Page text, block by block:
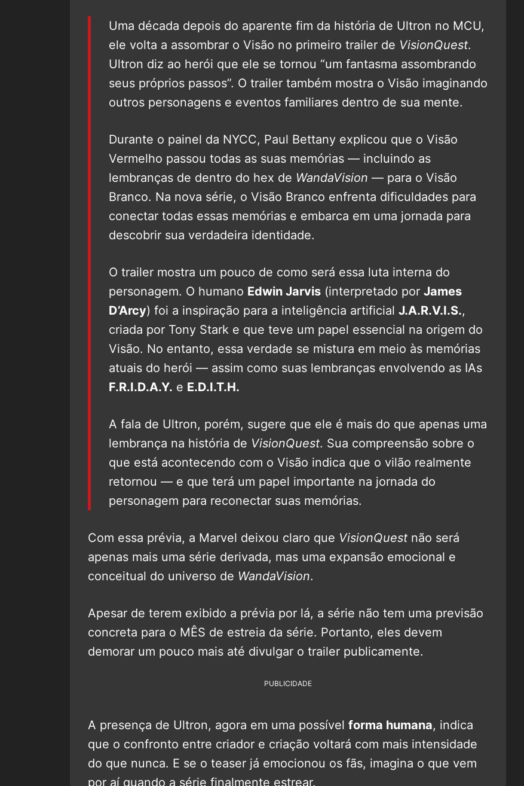
Uma década depois do aparente fim da história de Ultron no MCU,
ele volta a assombrar o Visão no primeiro trailer de VisionQuest.
Ultron diz ao herói que ele se tornou “um fantasma assombrando
seus próprios passos”. O trailer também mostra o Visão imaginando
outros personagens e eventos familiares dentro de sua mente.
Durante o painel da NYCC, Paul Bettany explicou que o Visão
Vermelho passou todas as suas memórias — incluindo as
lembranças de dentro do hex de WandaVision — para o Visão
Branco. Na nova série, o Visão Branco enfrenta dificuldades para
conectar todas essas memórias e embarca em uma jornada para
descobrir sua verdadeira identidade.
O trailer mostra um pouco de como será essa luta interna do
personagem. O humano Edwin Jarvis (interpretado por James
D’Arcy) foi a inspiração para a inteligência artificial J.A.R.V.I.S.,
criada por Tony Stark e que teve um papel essencial na origem do
Visão. No entanto, essa verdade se mistura em meio às memórias
atuais do herói — assim como suas lembranças envolvendo as IAs
F.R.I.D.A.Y. e E.D.I.T.H.
A fala de Ultron, porém, sugere que ele é mais do que apenas uma
lembrança na história de VisionQuest. Sua compreensão sobre o
que está acontecendo com o Visão indica que o vilão realmente
retornou — e que terá um papel importante na jornada do
personagem para reconectar suas memórias.
Com essa prévia, a Marvel deixou claro que VisionQuest não será
apenas mais uma série derivada, mas uma expansão emocional e
conceitual do universo de WandaVision.
Apesar de terem exibido a prévia por lá, a série não tem uma previsão
concreta para o MÊS de estreia da série. Portanto, eles devem
demorar um pouco mais até divulgar o trailer publicamente.
PUBLICIDADE
A presença de Ultron, agora em uma possível forma humana, indica
que o confronto entre criador e criação voltará com mais intensidade
do que nunca. E se o teaser já emocionou os fãs, imagina o que vem
por aí quando a série finalmente estrear.